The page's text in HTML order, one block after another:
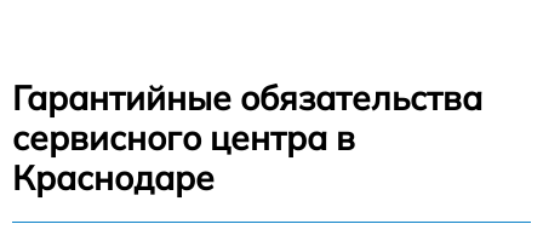
Гарантийные обязательства
сервисного центра в
Краснодаре